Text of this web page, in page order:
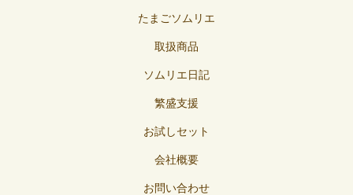
たまごソムリエ
取扱商品
ソムリエ日記
繁盛支援
お試しセット
会社概要
お問い合わせ